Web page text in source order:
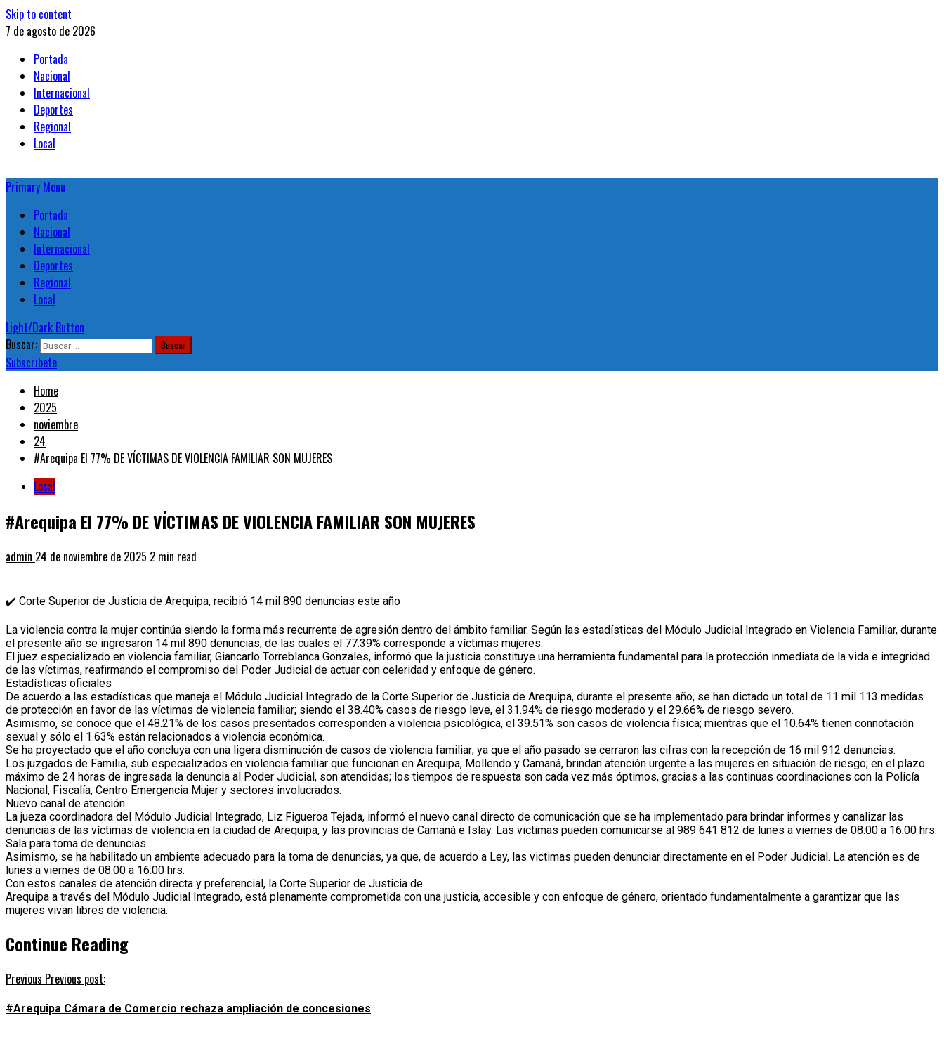
Skip to content
7 de agosto de 2026
Portada
Nacional
Internacional
Deportes
Regional
Local
Primary Menu
Portada
Nacional
Internacional
Deportes
Regional
Local
Light/Dark Button
Buscar:
Subscribete
Home
2025
noviembre
24
#Arequipa El 77% DE VÍCTIMAS DE VIOLENCIA FAMILIAR SON MUJERES
Local
#Arequipa El 77% DE VÍCTIMAS DE VIOLENCIA FAMILIAR SON MUJERES
admin 24 de noviembre de 2025 2 min read
✔️ Corte Superior de Justicia de Arequipa, recibió 14 mil 890 denuncias este año
La violencia contra la mujer continúa siendo la forma más recurrente de agresión dentro del ámbito familiar. Según las estadísticas del Módulo Judicial Integrado en Violencia Familiar, durante
el presente año se ingresaron 14 mil 890 denuncias, de las cuales el 77.39% corresponde a víctimas mujeres.
El juez especializado en violencia familiar, Giancarlo Torreblanca Gonzales, informó que la justicia constituye una herramienta fundamental para la protección inmediata de la vida e integridad
de las víctimas, reafirmando el compromiso del Poder Judicial de actuar con celeridad y enfoque de género.
Estadísticas oficiales
De acuerdo a las estadísticas que maneja el Módulo Judicial Integrado de la Corte Superior de Justicia de Arequipa, durante el presente año, se han dictado un total de 11 mil 113 medidas
de protección en favor de las víctimas de violencia familiar; siendo el 38.40% casos de riesgo leve, el 31.94% de riesgo moderado y el 29.66% de riesgo severo.
Asimismo, se conoce que el 48.21% de los casos presentados corresponden a violencia psicológica, el 39.51% son casos de violencia física; mientras que el 10.64% tienen connotación
sexual y sólo el 1.63% están relacionados a violencia económica.
Se ha proyectado que el año concluya con una ligera disminución de casos de violencia familiar; ya que el año pasado se cerraron las cifras con la recepción de 16 mil 912 denuncias.
Los juzgados de Familia, sub especializados en violencia familiar que funcionan en Arequipa, Mollendo y Camaná, brindan atención urgente a las mujeres en situación de riesgo; en el plazo
máximo de 24 horas de ingresada la denuncia al Poder Judicial, son atendidas; los tiempos de respuesta son cada vez más óptimos, gracias a las continuas coordinaciones con la Policía
Nacional, Fiscalía, Centro Emergencia Mujer y sectores involucrados.
Nuevo canal de atención
La jueza coordinadora del Módulo Judicial Integrado, Liz Figueroa Tejada, informó el nuevo canal directo de comunicación que se ha implementado para brindar informes y canalizar las
denuncias de las víctimas de violencia en la ciudad de Arequipa, y las provincias de Camaná e Islay. Las victimas pueden comunicarse al 989 641 812 de lunes a viernes de 08:00 a 16:00 hrs.
Sala para toma de denuncias
Asimismo, se ha habilitado un ambiente adecuado para la toma de denuncias, ya que, de acuerdo a Ley, las victimas pueden denunciar directamente en el Poder Judicial. La atención es de
lunes a viernes de 08:00 a 16:00 hrs.
Con estos canales de atención directa y preferencial, la Corte Superior de Justicia de
Arequipa a través del Módulo Judicial Integrado, está plenamente comprometida con una justicia, accesible y con enfoque de género, orientado fundamentalmente a garantizar que las
mujeres vivan libres de violencia.
Continue Reading
Previous Previous post:
#Arequipa Cámara de Comercio rechaza ampliación de concesiones